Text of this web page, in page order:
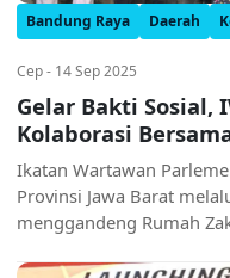
Bandung Raya Daerah
Cep - 14 Sep 2025
Gelar Bakti Sosial,
Kolaborasi
Ikatan Wartawan
Provinsi Jawa Barat
menggandeng Rumah